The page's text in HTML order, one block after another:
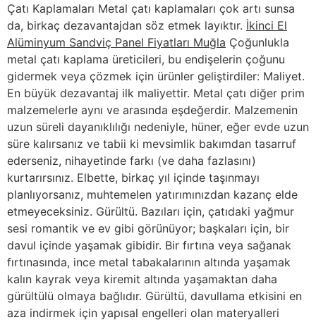
Çatı Kaplamaları Metal çatı kaplamaları çok artı sunsa
da, birkaç dezavantajdan söz etmek layıktır. İkinci El
Alüminyum Sandviç Panel Fiyatları Muğla Çoğunlukla
metal çatı kaplama üreticileri, bu endişelerin çoğunu
gidermek veya çözmek için ürünler geliştirdiler: Maliyet.
En büyük dezavantaj ilk maliyettir. Metal çatı diğer prim
malzemelerle aynı ve arasında eşdeğerdir. Malzemenin
uzun süreli dayanıklılığı nedeniyle, hüner, eğer evde uzun
süre kalırsanız ve tabii ki mevsimlik bakımdan tasarruf
ederseniz, nihayetinde farkı (ve daha fazlasını)
kurtarırsınız. Elbette, birkaç yıl içinde taşınmayı
planlıyorsanız, muhtemelen yatırımınızdan kazanç elde
etmeyeceksiniz. Gürültü. Bazıları için, çatıdaki yağmur
sesi romantik ve ev gibi görünüyor; başkaları için, bir
davul içinde yaşamak gibidir. Bir fırtına veya sağanak
fırtınasında, ince metal tabakalarının altında yaşamak
kalın kayrak veya kiremit altında yaşamaktan daha
gürültülü olmaya bağlıdır. Gürültü, davullama etkisini en
aza indirmek için yapısal engelleri olan materyalleri